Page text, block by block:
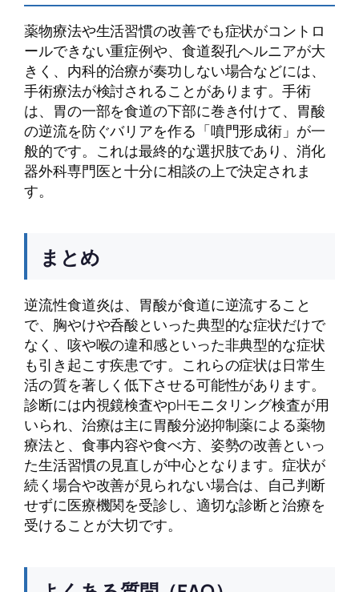
薬物療法や生活習慣の改善でも症状がコントロ
ールできない重症例や、食道裂孔ヘルニアが大
きく、内科的治療が奏功しない場合などには、
手術療法が検討されることがあります。手術
は、胃の一部を食道の下部に巻き付けて、胃酸
の逆流を防ぐバリアを作る「噴門形成術」が一
般的です。これは最終的な選択肢であり、消化
器外科専門医と十分に相談の上で決定されま
す。
まとめ
逆流性食道炎は、胃酸が食道に逆流すること
で、胸やけや呑酸といった典型的な症状だけで
なく、咳や喉の違和感といった非典型的な症状
も引き起こす疾患です。これらの症状は日常生
活の質を著しく低下させる可能性があります。
診断には内視鏡検査やpHモニタリング検査が用
いられ、治療は主に胃酸分泌抑制薬による薬物
療法と、食事内容や食べ方、姿勢の改善といっ
た生活習慣の見直しが中心となります。症状が
続く場合や改善が見られない場合は、自己判断
せずに医療機関を受診し、適切な診断と治療を
受けることが大切です。